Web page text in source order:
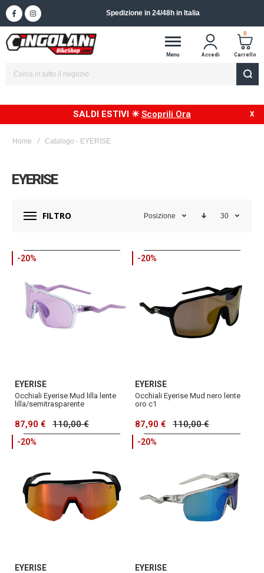
Spedizione in 24/48h in Italia
Menu Accedi
0
Carrello
SALDI ESTIVI ☀ Scoprili Ora
Home Catalogo - EYERISE
EYERISE
FILTRO Posizione 30
-20%
EYERISE
Occhiali Eyerise Mud lilla lente
lilla/semitrasparente
87,90 € 110,00 €
-20%
EYERISE
Occhiali Eyerise Mud nero lente
oro c1
87,90 € 110,00 €
-20%
EYERISE
-20%
EYERISE